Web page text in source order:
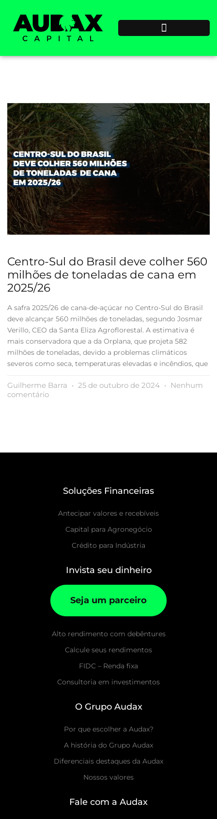
Centro-Sul do Brasil deve colher 560
milhões de toneladas de cana em
2025/26
A safra 2025/26 de cana-de-açúcar no Centro-Sul do Brasil
deve alcançar 560 milhões de toneladas, segundo Josmar
Verillo, CEO da Santa Eliza Agroflorestal. A estimativa é
mais conservadora que a da Orplana, que projeta 582
milhões de toneladas, devido a problemas climáticos
severos como seca, temperaturas elevadas e incêndios, que
Guilherme Barra 25 de outubro de 2024
Nenhum
comentário
Soluções Financeiras
Antecipar valores e recebíveis
Capital para Agronegócio
Crédito para Indústria
Invista seu dinheiro
Seja um parceiro
Alto rendimento com debêntures
Calcule seus rendimentos
FIDC – Renda fixa
Consultoria em investimentos
O Grupo Audax
Por que escolher a Audax?
A história do Grupo Audax
Diferenciais destaques da Audax
Nossos valores
Fale com a Audax